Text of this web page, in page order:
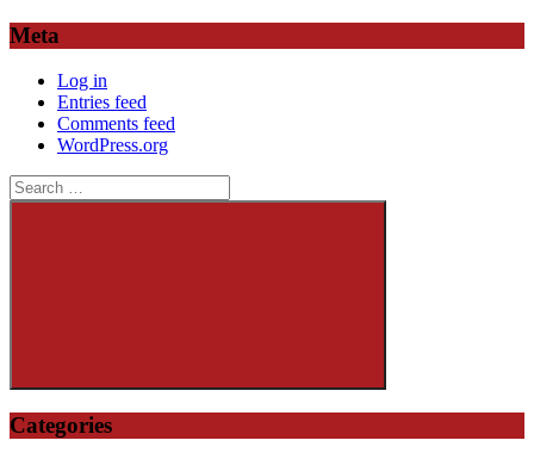
Meta
Log in
Entries feed
Comments feed
WordPress.org
Search
for:
Search
Categories